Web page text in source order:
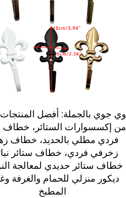
وي جوي بالجملة: أفضل المنتجات
من إكسسوارات الستائر،
فردي مطلي بالحديد، خطاف
زخرفي فردي، خطاف ستائر
خطاف ستائر حديدي لمعالجة
ديكور منزلي للحمام والغرفة
المطبخ